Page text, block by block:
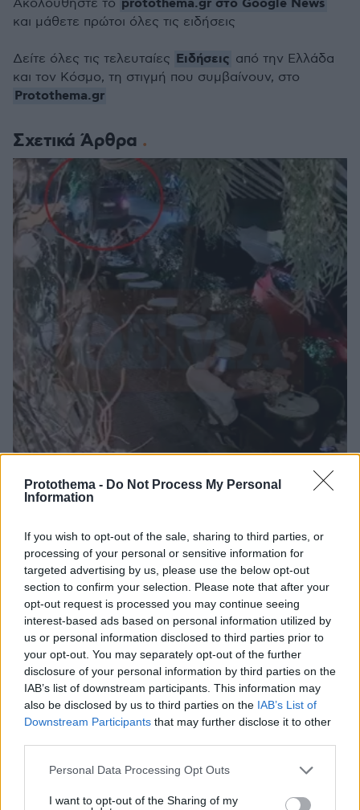
Protothema - Do Not Process My Personal
Information
If you wish to opt-out of the sale, sharing to third parties, or
processing of your personal or sensitive information for
targeted advertising by us, please use the below opt-out
section to confirm your selection. Please note that after your
opt-out request is processed you may continue seeing
interest-based ads based on personal information utilized by
us or personal information disclosed to third parties prior to
your opt-out. You may separately opt-out of the further
disclosure of your personal information by third parties on the
IAB’s list of downstream participants. This information may
also be disclosed by us to third parties on the IAB’s List of
Downstream Participants that may further disclose it to other
Please note that this website/app uses one or more Google
not limited to your visit or usage behaviour. You may click to
Personal Data Processing Opt Outs
I want to opt-out of the Sharing of my
Σχετικά Άρθρα
ταχύτητα προς το εστιατόριο στο Κολωνάκι
Ακολουθήστε το protothema.gr στο Google News
και μάθετε πρώτοι όλες τις ειδήσεις
Δείτε όλες τις τελευταίες Ειδήσεις από την Ελλάδα
και τον Κόσμο, τη στιγμή που συμβαίνουν, στο
Protothema.gr